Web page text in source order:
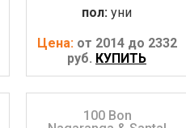
пол: уни
Цена: от 2014 до 2332
руб. КУПИТЬ
100 Bon